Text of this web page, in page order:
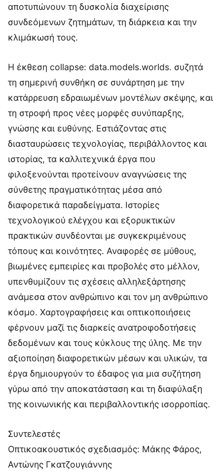
αποτυπώνουν τη δυσκολία διαχείρισης
συνδεόμενων ζητημάτων, τη διάρκεια και την
κλιμάκωσή τους.
H έκθεση collapse: data.models.worlds. συζητά
τη σημερινή συνθήκη σε συνάρτηση με την
κατάρρευση εδραιωμένων μοντέλων σκέψης, και
τη στροφή προς νέες μορφές συνύπαρξης,
γνώσης και ευθύνης. Εστιάζοντας στις
διασταυρώσεις τεχνολογίας, περιβάλλοντος και
ιστορίας, τα καλλιτεχνικά έργα που
φιλοξενούνται προτείνουν αναγνώσεις της
σύνθετης πραγματικότητας μέσα από
διαφορετικά παραδείγματα. Ιστορίες
τεχνολογικού ελέγχου και εξορυκτικών
πρακτικών συνδέονται με συγκεκριμένους
τόπους και κοινότητες. Αναφορές σε μύθους,
βιωμένες εμπειρίες και προβολές στο μέλλον,
υπενθυμίζουν τις σχέσεις αλληλεξάρτησης
ανάμεσα στον ανθρώπινο και τον μη ανθρώπινο
κόσμο. Χαρτογραφήσεις και οπτικοποιήσεις
φέρνουν μαζί τις διαρκείς ανατροφοδοτήσεις
δεδομένων και τους κύκλους της ύλης. Με την
αξιοποίηση διαφορετικών μέσων και υλικών, τα
έργα δημιουργούν το έδαφος για μια συζήτηση
γύρω από την αποκατάσταση και τη διαφύλαξη
της κοινωνικής και περιβαλλοντικής ισορροπίας.
Συντελεστές
Οπτικοακουστικός σχεδιασμός: Μάκης Φάρος,
Αντώνης Γκατζουγιάννης